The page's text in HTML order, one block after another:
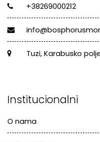
+38269000212
Tuzi, Karabusko
Institucionalni
O nama